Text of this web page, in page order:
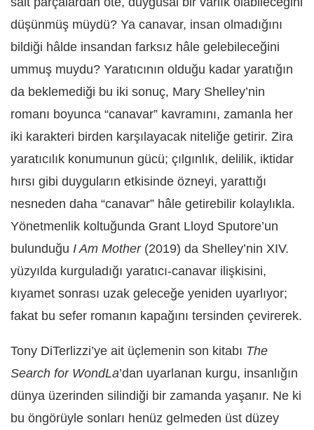
düşünmüş müydü? Ya canavar, insan olmadığını
bildiği hâlde insandan farksız hâle gelebileceğini
ummuş muydu? Yaratıcının olduğu kadar yaratığın
da beklemediği bu iki sonuç, Mary Shelley’nin
romanı boyunca “canavar” kavramını, zamanla her
iki karakteri birden karşılayacak niteliğe getirir. Zira
yaratıcılık konumunun gücü; çılgınlık, delilik, iktidar
hırsı gibi duyguların etkisinde özneyi, yarattığı
nesneden daha “canavar” hâle getirebilir kolaylıkla.
Yönetmenlik koltuğunda Grant Lloyd Sputore’un
bulunduğu I Am Mother(2019) da Shelley’nin XIV.
yüzyılda kurguladığı yaratıcı-canavar ilişkisini,
kıyamet sonrası uzak geleceğe yeniden uyarlıyor;
fakat bu sefer romanın kapağını tersinden çevirerek.
Tony DiTerlizzi’ye ait üçlemenin son kitabı The
Search for WondLa’dan uyarlanan kurgu, insanlığın
dünya üzerinden silindiği bir zamanda yaşanır. Ne ki
bu öngörüyle sonları henüz gelmeden üst düzey